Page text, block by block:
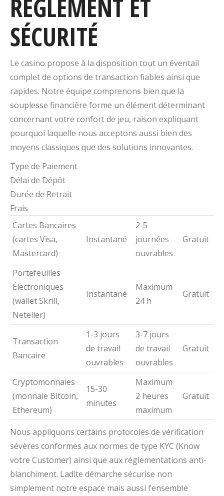
RÈGLEMENT ET
SÉCURITÉ
Le casino propose à la disposition tout un éventail
complet de options de transaction fiables ainsi que
rapides. Notre équipe comprenons bien que la
souplesse financière forme un élément déterminant
concernant votre confort de jeu, raison expliquant
pourquoi laquelle nous acceptons aussi bien des
moyens classiques que des solutions innovantes.
Type de Paiement
Délai de Dépôt
Durée de Retrait
Frais
Cartes Bancaires
(cartes Visa,
Mastercard)
Instantané
2-5
journées
ouvrables
Gratuit
Portefeuilles
Électroniques
(wallet Skrill,
Neteller)
Instantané
Maximum
24 h
Gratuit
Transaction
Bancaire
1-3 jours
de travail
ouvrables
3-7 jours
de travail
ouvrables
Gratuit
Cryptomonnaies
(monnaie Bitcoin,
Ethereum)
15-30
minutes
Maximum
2 heures
maximum
Gratuit
Nous appliquons certains protocoles de vérification
sévères conformes aux normes de type KYC (Know
votre Customer) ainsi que aux réglementations anti-
blanchiment. Ladite démarche sécurise non
simplement notre espace mais aussi l’ensemble